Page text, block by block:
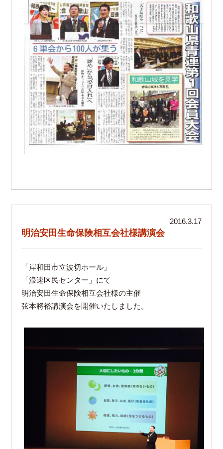
2016.3.17
明治安田生命保険相互会社様講演会
「岸和田市立波切ホール」
「浪速区民センター」にて
明治安田生命保険相互会社様の主催
弦本將裕講演会を開催いたしました。